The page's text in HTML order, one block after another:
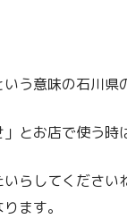
う意味の石川県
」とお店で使う時
いらしてくださ
ます。